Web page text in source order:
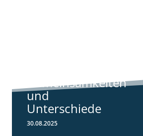
Gemeinsamkeiten
und
Unterschiede
30.08.2025